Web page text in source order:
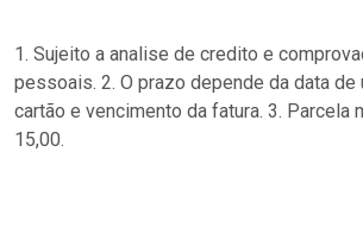
1. Sujeito a analise de credito e
pessoais. 2. O prazo depende da data de
cartão e vencimento da fatura. 3. Parcela
15,00.